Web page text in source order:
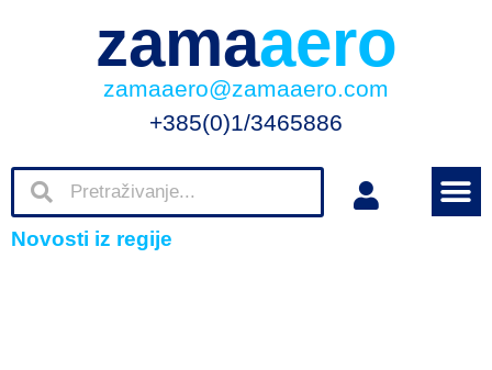
zamaaero
zamaaero@zamaaero.com
+385(0)1/3465886
Novosti iz regije